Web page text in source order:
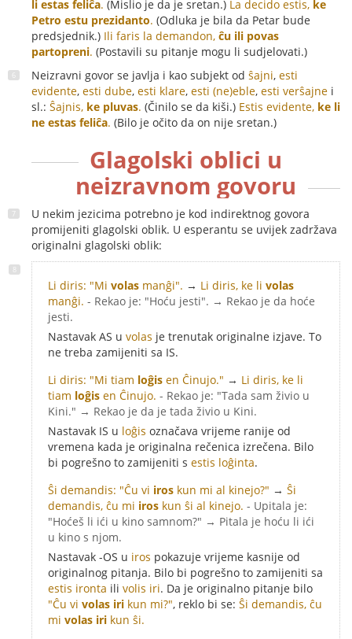
li estas feliĉa. (Mislio je da je sretan.) La decido estis, ke
Petro estu prezidanto. (Odluka je bila da Petar bude
predsjednik.) Ili faris la demandon, ĉu ili povas
partopreni. (Postavili su pitanje mogu li sudjelovati.)
Neizravni govor se javlja i kao subjekt od ŝajni, esti
evidente, esti dube, esti klare, esti (ne)eble, esti verŝajne i
sl.: Ŝajnis, ke pluvas. (Činilo se da kiši.) Estis evidente, ke li
ne estas feliĉa. (Bilo je očito da on nije sretan.)
Glagolski oblici u
neizravnom govoru
U nekim jezicima potrebno je kod indirektnog govora
promijeniti glagolski oblik. U esperantu se uvijek zadržava
originalni glagolski oblik:
Li diris: "Mi volas manĝi". → Li diris, ke li volas
manĝi. - Rekao je: "Hoću jesti". → Rekao je da hoće
jesti.
Nastavak AS u volas je trenutak originalne izjave. To
ne treba zamijeniti sa IS.
Li diris: "Mi tiam loĝis en Ĉinujo." → Li diris, ke li
tiam loĝis en Ĉinujo. - Rekao je: "Tada sam živio u
Kini." → Rekao je da je tada živio u Kini.
Nastavak IS u loĝis označava vrijeme ranije od
vremena kada je originalna rečenica izrečena. Bilo
bi pogrešno to zamijeniti s estis loĝinta.
Ŝi demandis: "Ĉu vi iros kun mi al kinejo?" → Ŝi
demandis, ĉu mi iros kun ŝi al kinejo. - Upitala je:
"Hoćeš li ići u kino samnom?" → Pitala je hoću li ići
u kino s njom.
Nastavak -OS u iros pokazuje vrijeme kasnije od
originalnog pitanja. Bilo bi pogrešno to zamijeniti sa
estis ironta ili volis iri. Da je originalno pitanje bilo
"Ĉu vi volas iri kun mi?", reklo bi se: Ŝi demandis, ĉu
mi volas iri kun ŝi.